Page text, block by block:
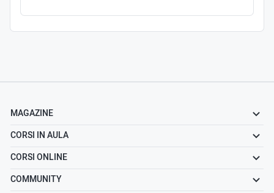
MAGAZINE
CORSI IN AULA
CORSI ONLINE
COMMUNITY